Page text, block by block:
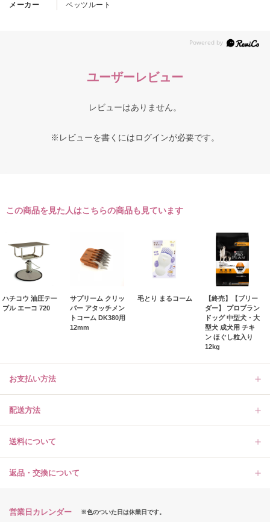
メーカー ペッツルート
ユーザーレビュー
レビューはありません。
※レビューを書くにはログインが必要です。
この商品を見た人はこちらの商品も見ています
ハチコウ 油圧テー
ブル エーコ 720
サプリーム クリッ
パー アタッチメン
トコーム DK380用
12mm
毛とり まるコーム
【終売】【ブリー
ダー】 プロプラン
ドッグ 中型犬・大
型犬 成犬用 チキ
ン ほぐし粒入り
12kg
お支払い方法
配送方法
送料について
返品・交換について
営業日カレンダー ※色のついた日は休業日です。